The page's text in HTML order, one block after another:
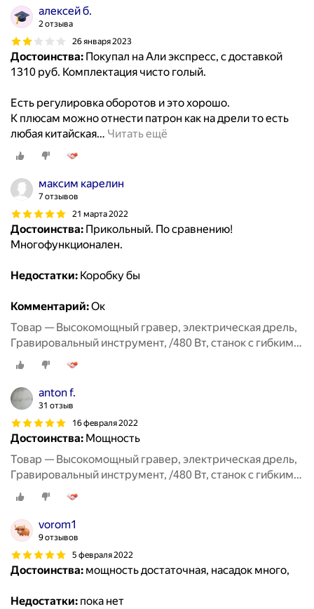
алексей б.
2 отзыва
26 января 2023
Достоинства: Покупал на Али экспресс, с доставкой
1310 руб. Комплектация чисто голый.
Есть регулировка оборотов и это хорошо.
К плюсам можно отнести патрон как на дрели то есть
любая китайская… Читать ещё
максим карелин
7 отзывов
21 марта 2022
Достоинства: Прикольный. По сравнению!
Многофункционален.
Недостатки: Коробку бы
Комментарий:Ок
Товар — Высокомощный гравер, электрическая дрель,
Гравировальный инструмент, /480 Вт, станок с гибким
валом, 6 позиций, переменная скорость
anton f.
31 отзыв
16 февраля 2022
Достоинства: Мощность
Товар — Высокомощный гравер, электрическая дрель,
Гравировальный инструмент, /480 Вт, станок с гибким
валом, 6 позиций, переменная скорость
vorom1
9 отзывов
5 февраля 2022
Достоинства: мощность достаточная, насадок много,
Недостатки: пока нет